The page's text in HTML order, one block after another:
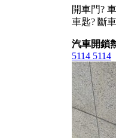
開車門?
車匙? 斷
汽車開鎖
5114 5114